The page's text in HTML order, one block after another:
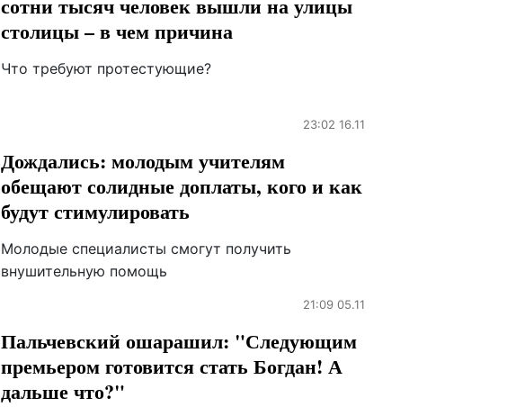
столицы – в чем причина
Что требуют протестующие?
23:02 16.11
Дождались: молодым учителям
обещают солидные доплаты, кого и как
будут стимулировать
Молодые специалисты смогут получить
внушительную помощь
21:09 05.11
Пальчевский ошарашил: "Следующим
премьером готовится стать Богдан! А
дальше что?"